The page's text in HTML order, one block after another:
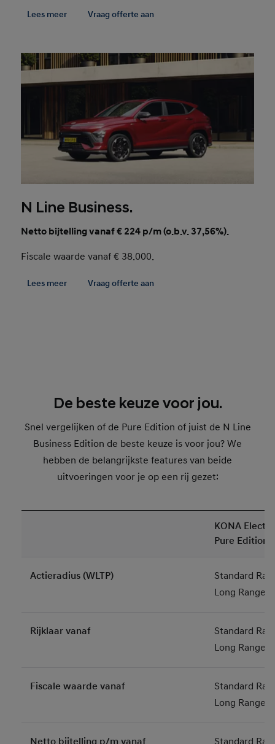
Lees meer Vraag offerte aan
N Line Business.
Netto bijtelling vanaf € 224 p/m (o.b.v. 37,56%).
Fiscale waarde vanaf € 38.000.
Lees meer Vraag offerte aan
De beste keuze voor jou.
Snel vergelijken of de Pure Edition of juist de N Line
Business Edition de beste keuze is voor jou? We
hebben de belangrijkste features van beide
uitvoeringen voor je op een rij gezet:
KONA
Pure Edition
Actieradius (WLTP)
Standard
Long Range:
Rijklaar vanaf
Standard
Long Range:
Fiscale waarde vanaf
Standard
Long Range:
Netto bijtelling p/m vanaf Standard